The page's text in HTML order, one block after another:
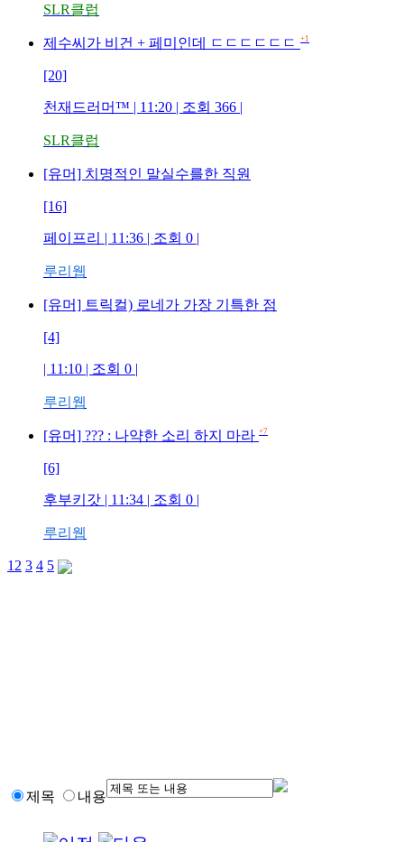
SLR클럽
제수씨가 비건 + 페미인데 ㄷㄷㄷㄷㄷㄷ +1
[20]
천재드러머™ | 11:20 | 조회 366 |
SLR클럽
[유머] 치명적인 말실수를한 직원
[16]
페이프리 | 11:36 | 조회 0 |
루리웹
[유머] 트릭컬) 로네가 가장 기특한 점
[4]
| 11:10 | 조회 0 |
루리웹
[유머] ??? : 나약한 소리 하지 마라 +7
[6]
후부키갓 | 11:34 | 조회 0 |
루리웹
1 2 3 4 5
제목 내용